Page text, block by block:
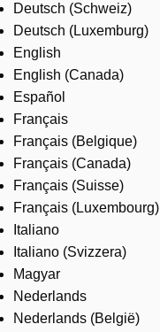
Deutsch (Schweiz)
Deutsch (Luxemburg)
English
English (Canada)
Español
Français
Français (Belgique)
Français (Canada)
Français (Suisse)
Français (Luxembourg)
Italiano
Italiano (Svizzera)
Magyar
Nederlands
Nederlands (België)